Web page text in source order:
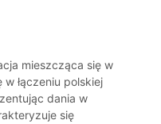
mieszcząca się w
łączeniu polskiej
dania w
się